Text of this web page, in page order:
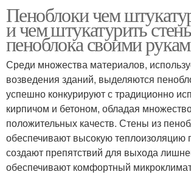
Пеноблоки чем
и чем штукатурить
пеноблока своими
Среди множества материалов,
возведения зданий, выделяются
успешно конкурируют с традиционно
кирпичом и бетоном, обладая
положительных качеств. Стены из
обеспечивают высокую
создают препятствий для выхода
обеспечивают комфортный